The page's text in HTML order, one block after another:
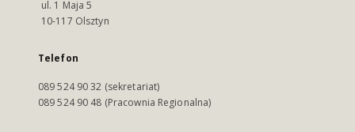
ul. 1 Maja 5
10-117 Olsztyn
Telefon
089 524 90 32 (sekretariat)
089 524 90 48 (Pracownia Regionalna)